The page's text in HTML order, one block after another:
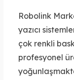
Robolink
yazıcı
çok renkli
profesyonel